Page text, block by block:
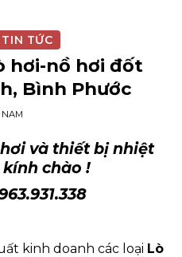
TIN TỨC
hơi-nồ hơi đốt
Bình Phước
NAM
và thiết bị nhiệt
chào !
kinh doanh các loại Lò